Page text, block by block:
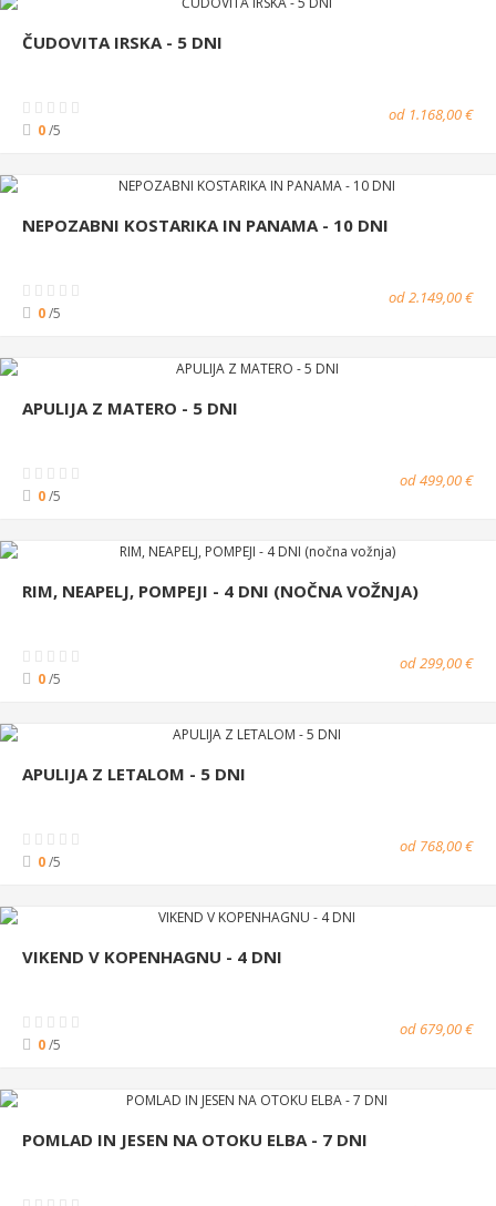
ČUDOVITA IRSKA - 5 DNI
0/5
od 1.168,00 €
NEPOZABNI KOSTARIKA IN PANAMA - 10 DNI
0/5
od 2.149,00 €
APULIJA Z MATERO - 5 DNI
0/5
od 499,00 €
RIM, NEAPELJ, POMPEJI - 4 DNI (NOČNA VOŽNJA)
0/5
od 299,00 €
APULIJA Z LETALOM - 5 DNI
0/5
od 768,00 €
VIKEND V KOPENHAGNU - 4 DNI
0/5
od 679,00 €
POMLAD IN JESEN NA OTOKU ELBA - 7 DNI